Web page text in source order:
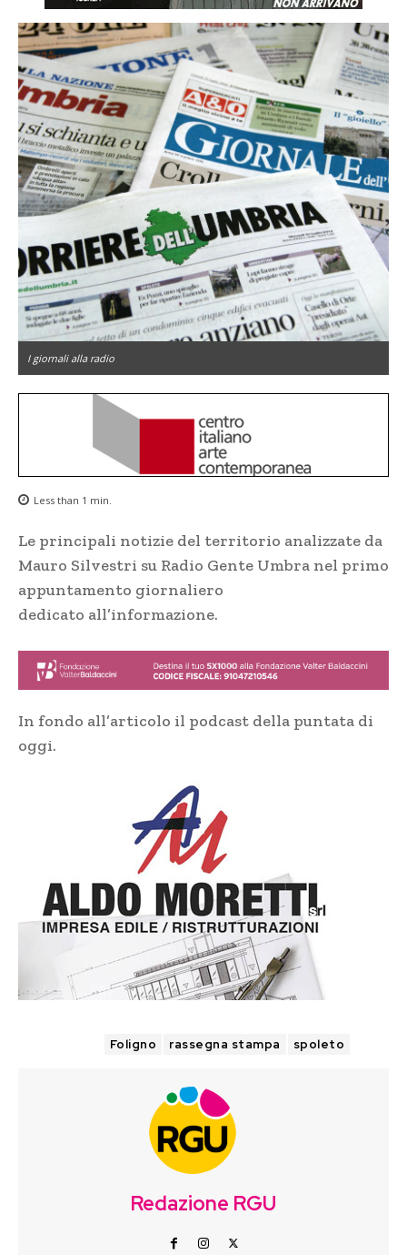
I giornali alla radio
Less than 1 min.
Le principali notizie del territorio analizzate da
Mauro Silvestri su Radio Gente Umbra nel primo
appuntamento giornaliero
dedicato all’informazione.
In fondo all’articolo il podcast della puntata di
oggi.
Foligno rassegna stampa spoleto
Redazione RGU